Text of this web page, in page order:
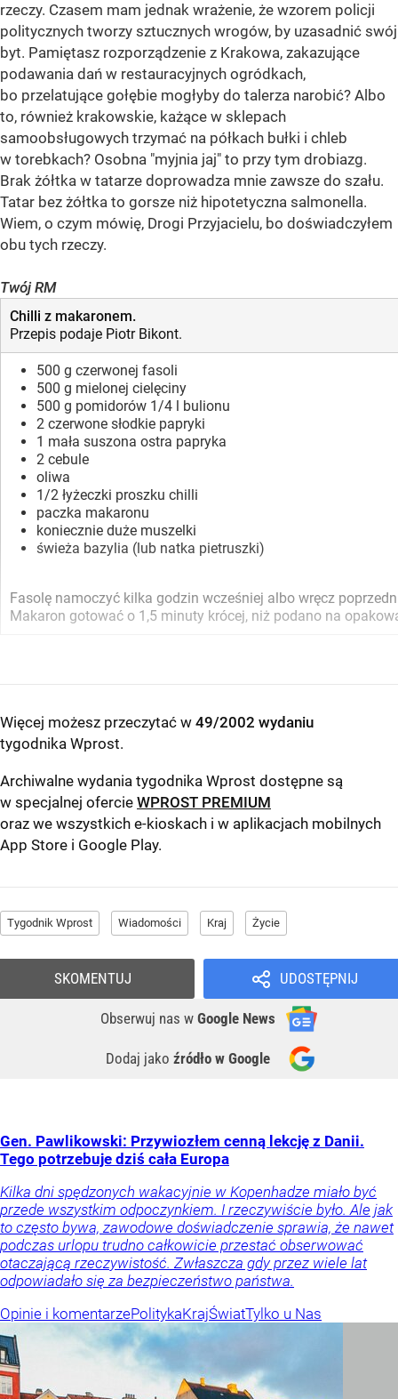
rzeczy. Czasem mam jednak wrażenie, że wzorem policji
politycznych tworzy sztucznych wrogów, by uzasadnić swój
byt. Pamiętasz rozporządzenie z Krakowa, zakazujące
podawania dań w restauracyjnych ogródkach,
bo przelatujące gołębie mogłyby do talerza narobić? Albo
to, również krakowskie, każące w sklepach
samoobsługowych trzymać na półkach bułki i chleb
w torebkach? Osobna "myjnia jaj" to przy tym drobiazg.
Brak żółtka w tatarze doprowadza mnie zawsze do szału.
Tatar bez żółtka to gorsze niż hipotetyczna salmonella.
Wiem, o czym mówię, Drogi Przyjacielu, bo doświadczyłem
obu tych rzeczy.
Twój RM
Chilli z makaronem.
Przepis podaje Piotr Bikont.
500 g czerwonej fasoli
500 g mielonej cielęciny
500 g pomidorów 1/4 l bulionu
2 czerwone słodkie papryki
1 mała suszona ostra papryka
2 cebule
oliwa
1/2 łyżeczki proszku chilli
paczka makaronu
koniecznie duże muszelki
świeża bazylia (lub natka pietruszki)
Fasolę namoczyć kilka godzin wcześniej albo wręcz
Makaron gotować o 1,5 minuty krócej, niż podano na
Więcej możesz przeczytać w 49/2002 wydaniu
tygodnika Wprost.
Archiwalne wydania tygodnika Wprost dostępne są
w specjalnej ofercie WPROST PREMIUM
oraz we wszystkich e-kioskach i w aplikacjach mobilnych
App Store i Google Play.
Tygodnik Wprost Wiadomości Kraj Życie
UDOSTĘPNIJ
Obserwuj nas w Google News
Dodaj jako źródło w Google
SKOMENTUJ
Gen. Pawlikowski: Przywiozłem cenną lekcję z Danii.
Tego potrzebuje dziś cała Europa
Kilka dni spędzonych wakacyjnie w Kopenhadze miało być
przede wszystkim odpoczynkiem. I rzeczywiście było. Ale jak
to często bywa, zawodowe doświadczenie sprawia, że nawet
podczas urlopu trudno całkowicie przestać obserwować
otaczającą rzeczywistość. Zwłaszcza gdy przez wiele lat
odpowiadało się za bezpieczeństwo państwa.
Opinie i komentarzePolitykaKrajŚwiatTylko u Nas